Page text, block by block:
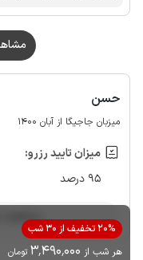
امیدواریم به‌زودی
داشته باشیم. 🌊🏡🌹
حسن
میزبان جاجیگا از آبان 1400
میزان تایید رزرو:
95 درصد
مشاهده
20% تخفیف از 30 شب
هر شب از 3٬490٬000 تومان